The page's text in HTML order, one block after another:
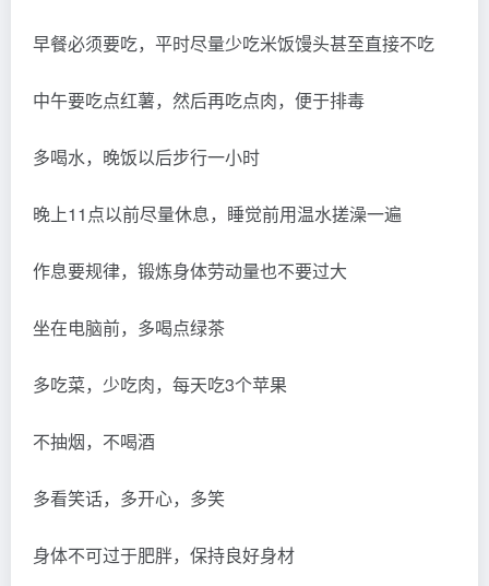
早餐必须要吃，平时尽量少吃米饭馒头甚至直接不吃
中午要吃点红薯，然后再吃点肉，便于排毒
多喝水，晚饭以后步行一小时
晚上11点以前尽量休息，睡觉前用温水搓澡一遍
作息要规律，锻炼身体劳动量也不要过大
坐在电脑前，多喝点绿茶
多吃菜，少吃肉，每天吃3个苹果
不抽烟，不喝酒
多看笑话，多开心，多笑
身体不可过于肥胖，保持良好身材